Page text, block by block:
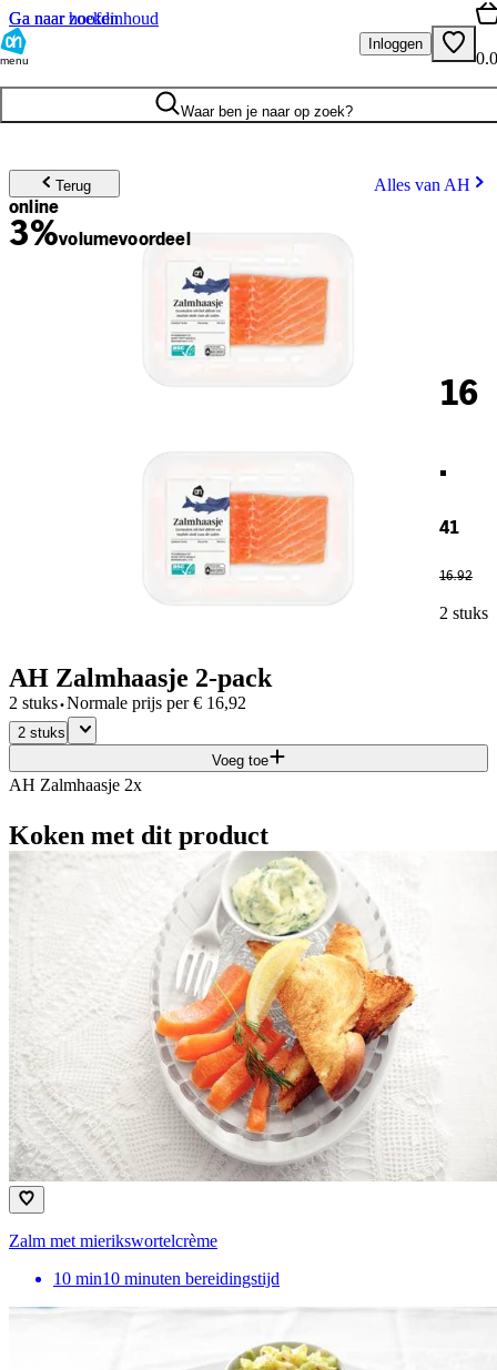
Ga naar hoofdinhoud
Ga naar zoeken
menu
Inloggen
Waar ben je naar op zoek?
Terug Alles van AH
online
3%volumevoordeel
16
.
41
16.92
2 stuks
AH Zalmhaasje 2-pack
2 stuks·Normale prijs per € 16,92
2 stuks
Voeg toe
AH Zalmhaasje 2x
Koken met dit product
Zalm met mierikswortelcrème
10 min10 minuten bereidingstijd